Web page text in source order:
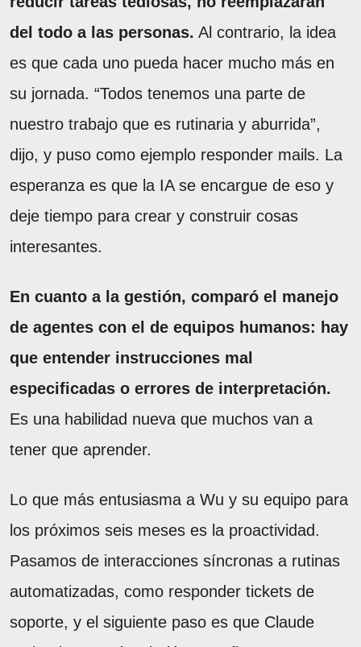
del todo a las personas. Al contrario, la idea
es que cada uno pueda hacer mucho más en
su jornada. “Todos tenemos una parte de
nuestro trabajo que es rutinaria y aburrida”,
dijo, y puso como ejemplo responder mails. La
esperanza es que la IA se encargue de eso y
deje tiempo para crear y construir cosas
interesantes.
En cuanto a la gestión, comparó el manejo
de agentes con el de equipos humanos: hay
que entender instrucciones mal
especificadas o errores de interpretación.
Es una habilidad nueva que muchos van a
tener que aprender.
Lo que más entusiasma a Wu y su equipo para
los próximos seis meses es la proactividad.
Pasamos de interacciones síncronas a rutinas
automatizadas, como responder tickets de
soporte, y el siguiente paso es que Claude